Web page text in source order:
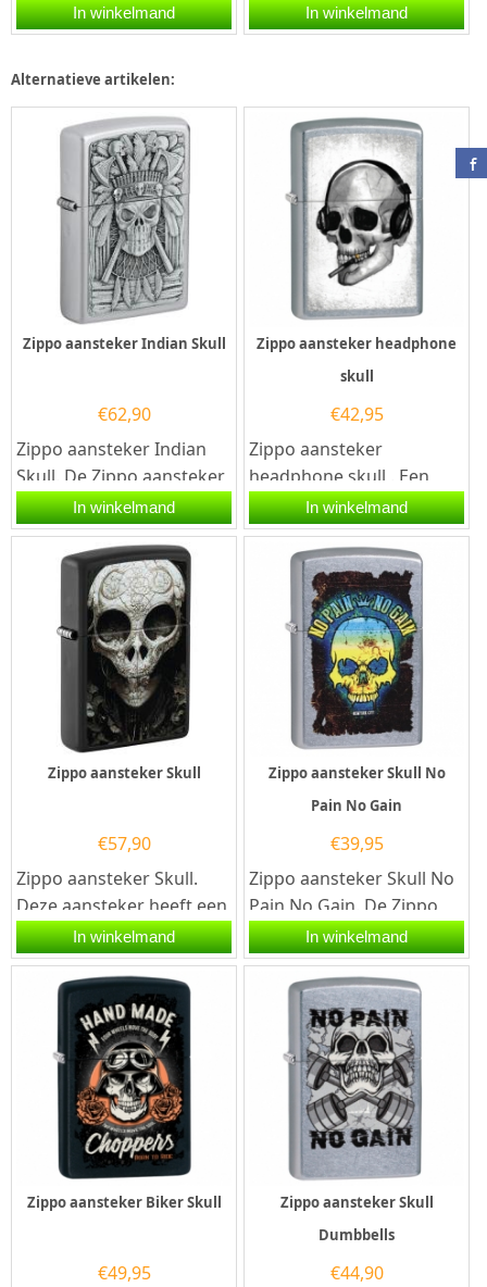
Deze Zippo aansteker
heeft een hoogglans
In winkelmand
aansteker heeft een mat
zwarte afwerking met
In winkelmand
Alternatieve artikelen:
Zippo aansteker Indian Skull
€62,90
Zippo aansteker Indian
Skull. De Zippo aansteker
heeft een Satin chromen
afwerking en is aan...
In winkelmand
Zippo aansteker headphone
skull
€42,95
Zippo aansteker
headphone skull . Een
Zippo aansteker is een
kwalitatief
goede aansteker met de...
In winkelmand
Zippo aansteker Skull
€57,90
Zippo aansteker Skull.
Deze aansteker heeft een
Matzwarte afwerking met
op de voorzijde een...
In winkelmand
Zippo aansteker Skull No
Pain No Gain
€39,95
Zippo aansteker Skull No
Pain No Gain. De Zippo
aansteker heeft een
street chromen
afwerking en...
In winkelmand
Zippo aansteker Biker Skull
€49,95
Zippo aansteker Skull
Dumbbells
€44,90